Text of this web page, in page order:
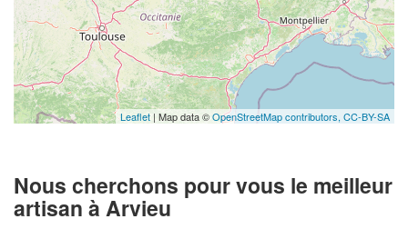
Leaflet | Map data ©OpenStreetMap contributors, CC-BY-SA
Nous cherchons pour vous le meilleur
artisan à Arvieu